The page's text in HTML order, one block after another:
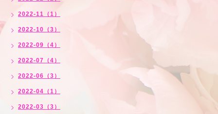
2022-11（1）
2022-10（3）
2022-09（4）
2022-07（4）
2022-06（3）
2022-04（1）
2022-03（3）